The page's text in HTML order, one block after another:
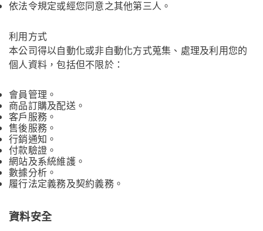
依法令規定或經您同意之其他第三人。
利用方式
本公司得以自動化或非自動化方式蒐集、處理及利用您的
個人資料，包括但不限於：
會員管理。
商品訂購及配送。
客戶服務。
售後服務。
行銷通知。
付款驗證。
網站及系統維護。
數據分析。
履行法定義務及契約義務。
資料安全